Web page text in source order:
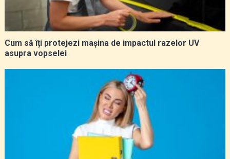
Cum să îți protejezi mașina de impactul razelor UV
asupra vopselei